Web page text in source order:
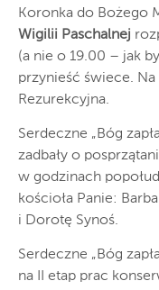
Koronka do Bożego
Wigilii Paschalnej
(a nie o 19.00 – jak
przynieść świece.
Rezurekcyjna.
Serdeczne „Bóg
zadbały o
w godzinach
kościoła Panie:
i Dorotę Synoś.
Serdeczne „Bóg
na II etap prac